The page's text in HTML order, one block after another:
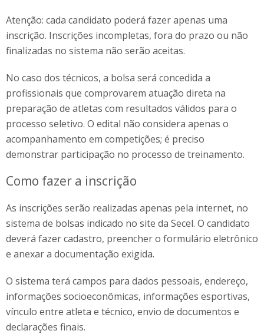
Atenção: cada candidato poderá fazer apenas uma
inscrição. Inscrições incompletas, fora do prazo ou não
finalizadas no sistema não serão aceitas.
No caso dos técnicos, a bolsa será concedida a
profissionais que comprovarem atuação direta na
preparação de atletas com resultados válidos para o
processo seletivo. O edital não considera apenas o
acompanhamento em competições; é preciso
demonstrar participação no processo de treinamento.
Como fazer a inscrição
As inscrições serão realizadas apenas pela internet, no
sistema de bolsas indicado no site da Secel. O candidato
deverá fazer cadastro, preencher o formulário eletrônico
e anexar a documentação exigida.
O sistema terá campos para dados pessoais, endereço,
informações socioeconômicas, informações esportivas,
vínculo entre atleta e técnico, envio de documentos e
declarações finais.